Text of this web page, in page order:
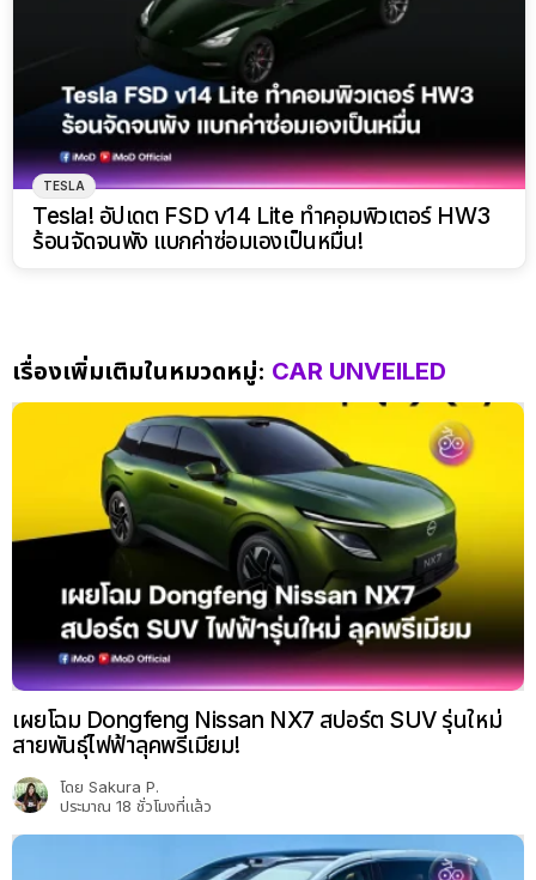
TESLA
Tesla! อัปเดต FSD v14 Lite ทำคอมพิวเตอร์ HW3
ร้อนจัดจนพัง แบกค่าซ่อมเองเป็นหมื่น!
เรื่องเพิ่มเติมในหมวดหมู่: CAR UNVEILED
เผยโฉม Dongfeng Nissan NX7 สปอร์ต SUV รุ่นใหม่
สายพันธุ์ไฟฟ้าลุคพรีเมียม!
โดย Sakura P.
ประมาณ 18 ชั่วโมงที่แล้ว